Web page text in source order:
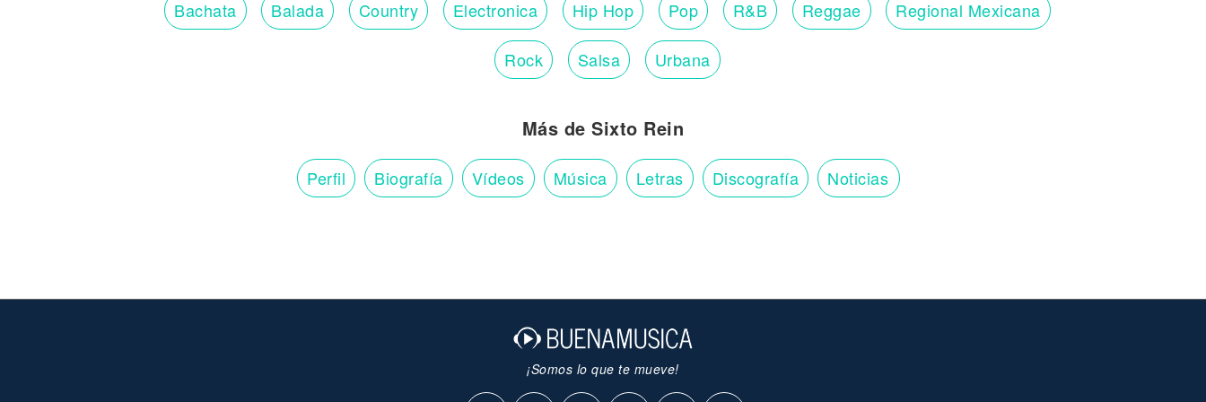
Bachata Balada Country Electronica Hip Hop Pop R&B Reggae Regional Mexicana
Rock Salsa Urbana
Más de Sixto Rein
Perfil Biografía Vídeos Música Letras Discografía Noticias
¡Somos lo que te mueve!